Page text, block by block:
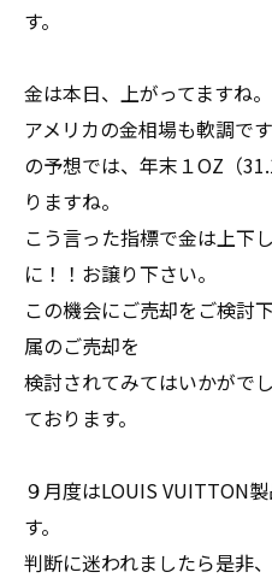
す。
金は本日、上がってますね
アメリカの金相場も軟調で
の予想では、年末１OZ（
りますね。
こう言った指標で金は上下
に！！お譲り下さい。
この機会にご売却をご検討
属のご売却を
検討されてみてはいかがで
ております。
９月度はLOUIS VUITTON
す。
判断に迷われましたら是非